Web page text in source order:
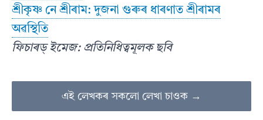
শ্ৰীকৃষ্ণ নে শ্ৰীৰাম: দুজনা গুৰুৰ ধাৰণাত শ্ৰীৰামৰ
অৱস্থিতি
ফিচাৰড্ ইমেজ: প্ৰতিনিধিত্বমূলক ছবি
এই লেখকৰ সকলো লেখা চাওক →